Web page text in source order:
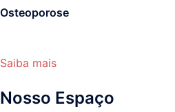
Osteoporose
Saiba mais
Nosso Espaço